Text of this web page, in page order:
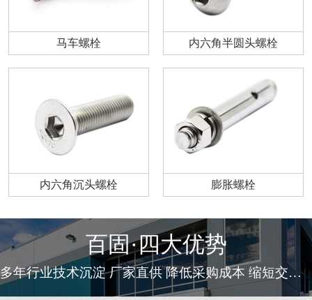
马车螺栓 内六角半圆头螺栓
内六角沉头螺栓 膨胀螺栓
百固·四大优势
多年行业技术沉淀 厂家直供 降低采购成本 缩短交货周期